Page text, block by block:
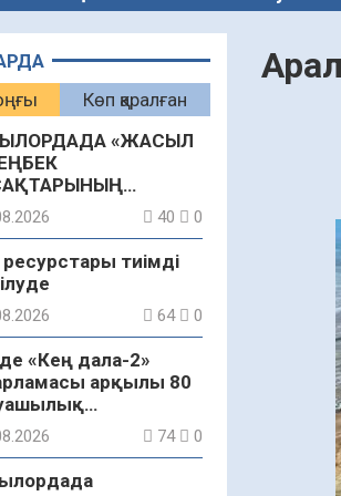
Көп қаралған
«ЖАСЫЛ
СЕНБІЛІК
40 0
тиімді
64 0
«Кең дала-2»
арқылы 80
74 0